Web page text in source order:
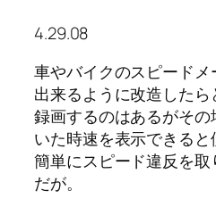
4.29.08
車やバイクのスピード
出来るように改造したら
録画するのはあるがそ
いた時速を表示できると
簡単にスピード違反を
だが。